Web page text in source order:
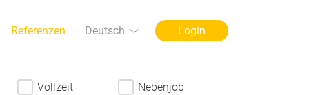
Referenzen Sprache
Deutsch Login
Vollzeit Nebenjob